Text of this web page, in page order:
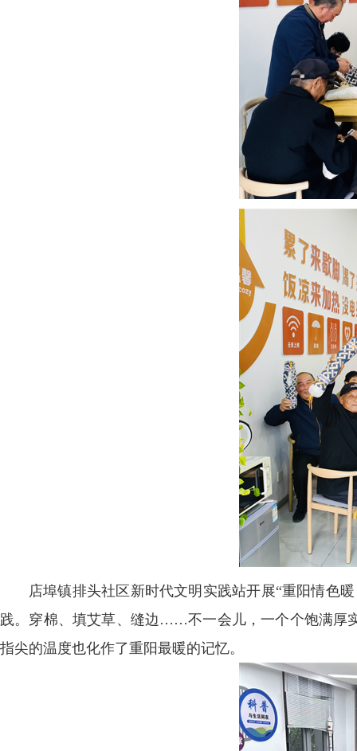
店埠镇排头社区新时代文明实践站开展“重阳情色
践。穿棉、填艾草、缝边……不一会儿，一个个饱满厚
指尖的温度也化作了重阳最暖的记忆。